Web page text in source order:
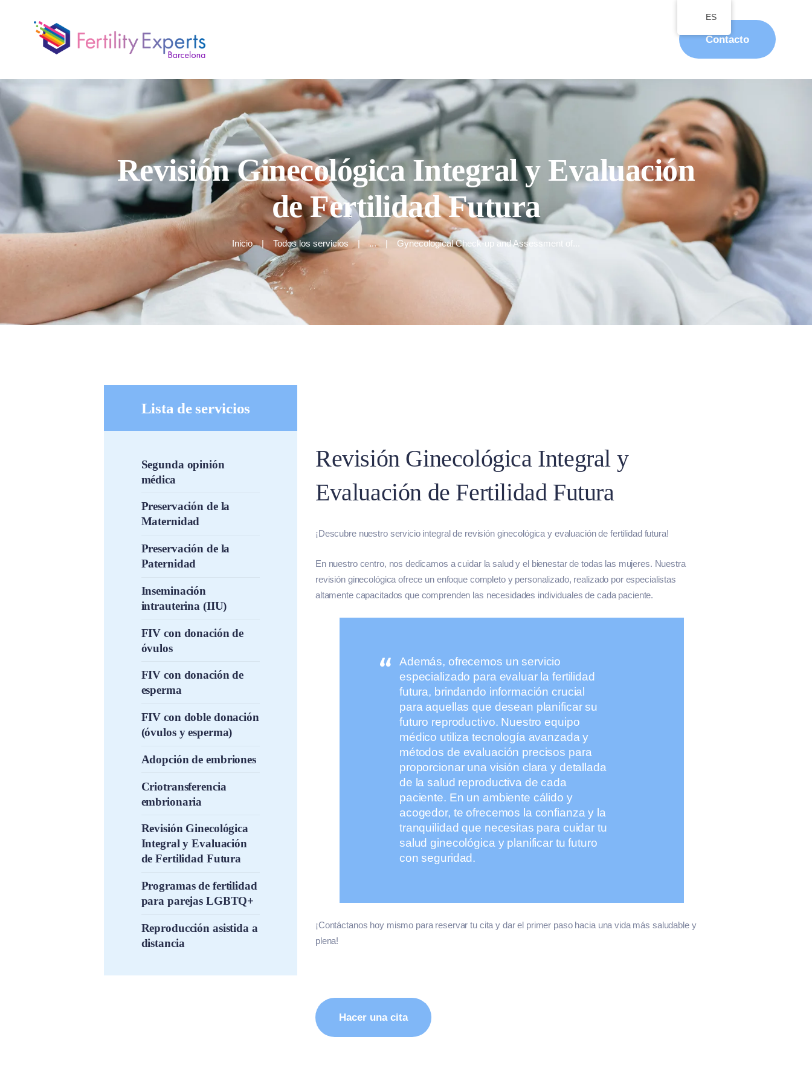
Contacto
Revisión Ginecológica Integral y Evaluación
de Fertilidad Futura
Inicio Todos los servicios ... Gynecological Check-up and Assessment of...
Revisión Ginecológica Integral y
Evaluación de Fertilidad Futura
¡Descubre nuestro servicio integral de revisión ginecológica y evaluación de fertilidad futura!
En nuestro centro, nos dedicamos a cuidar la salud y el bienestar de todas las mujeres. Nuestra
revisión ginecológica ofrece un enfoque completo y personalizado, realizado por especialistas
altamente capacitados que comprenden las necesidades individuales de cada paciente.
Además, ofrecemos un servicio
especializado para evaluar la fertilidad
futura, brindando información crucial
para aquellas que desean planificar su
futuro reproductivo. Nuestro equipo
médico utiliza tecnología avanzada y
métodos de evaluación precisos para
proporcionar una visión clara y detallada
de la salud reproductiva de cada
paciente. En un ambiente cálido y
acogedor, te ofrecemos la confianza y la
tranquilidad que necesitas para cuidar tu
salud ginecológica y planificar tu futuro
con seguridad.
¡Contáctanos hoy mismo para reservar tu cita y dar el primer paso hacia una vida más saludable y
plena!
Hacer una cita
Lista de servicios
Segunda opinión
médica
Preservación de la
Maternidad
Preservación de la
Paternidad
Inseminación
intrauterina (IIU)
FIV con donación de
óvulos
FIV con donación de
esperma
FIV con doble donación
(óvulos y esperma)
Adopción de embriones
Criotransferencia
embrionaria
Revisión Ginecológica
Integral y Evaluación
de Fertilidad Futura
Programas de fertilidad
para parejas LGBTQ+
Reproducción asistida a
distancia
ES